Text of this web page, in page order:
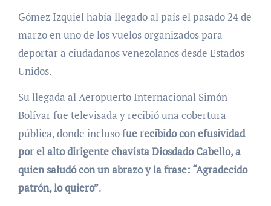
Gómez Izquiel había llegado al país el pasado 24 de
marzo en uno de los vuelos organizados para
deportar a ciudadanos venezolanos desde Estados
Unidos.
Su llegada al Aeropuerto Internacional Simón
Bolívar fue televisada y recibió una cobertura
pública, donde incluso fue recibido con efusividad
por el alto dirigente chavista Diosdado Cabello, a
quien saludó con un abrazo y la frase: “Agradecido
patrón, lo quiero”.